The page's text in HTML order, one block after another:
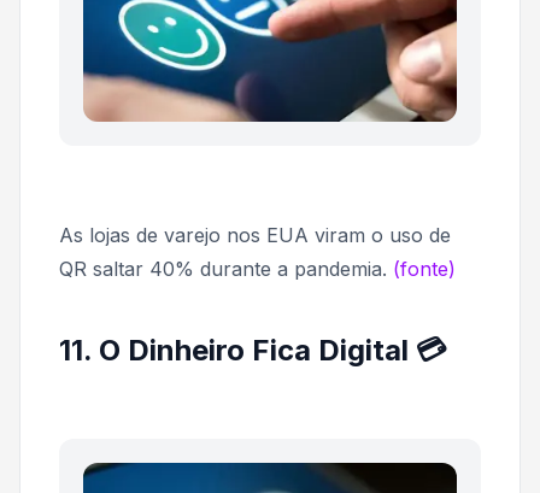
As lojas de varejo nos EUA viram o uso de
QR saltar 40% durante a pandemia. (fonte)
11. O Dinheiro Fica Digital 💳